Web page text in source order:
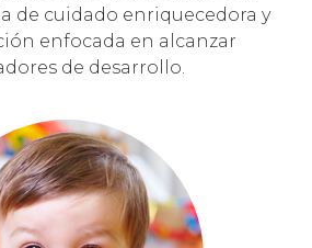
de cuidado enriquecedora y
enfocada en alcanzar
de desarrollo.